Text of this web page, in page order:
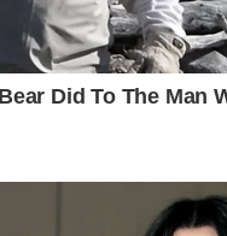
Did To The Man